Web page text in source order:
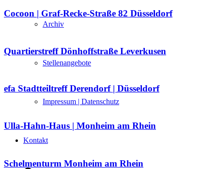
Archiv
Stellenangebote
Impressum | Datenschutz
Kontakt
Cocoon | Graf-Recke-Straße 82 Düsseldorf
Quartierstreff Dönhoffstraße Leverkusen
efa Stadtteiltreff Derendorf | Düsseldorf
Ulla-Hahn-Haus | Monheim am Rhein
Schelmenturm Monheim am Rhein